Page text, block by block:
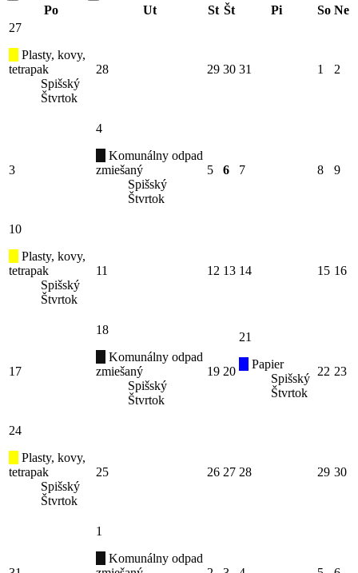
Po
Ut St Št Pi So Ne
27
Plasty, kovy,
tetrapak
Spišský
Štvrtok
28 29 30 31 1 2
3
4
Komunálny odpad
zmiešaný
Spišský
Štvrtok
5 6 7 8 9
10
Plasty, kovy,
tetrapak
Spišský
Štvrtok
11 12 13 14 15 16
17
18
Komunálny odpad
zmiešaný
Spišský
Štvrtok
19 20
21
Papier
Spišský
Štvrtok
22 23
24
Plasty, kovy,
tetrapak
Spišský
Štvrtok
25 26 27 28 29 30
1
Komunálny odpad